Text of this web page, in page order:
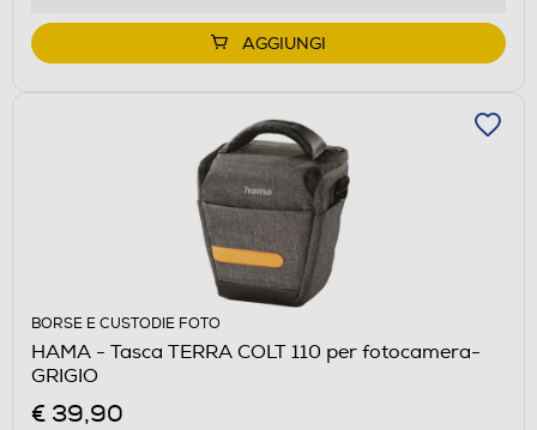
AGGIUNGI
BORSE E CUSTODIE FOTO
HAMA - Tasca TERRA COLT 110 per fotocamera-
GRIGIO
€ 39,90